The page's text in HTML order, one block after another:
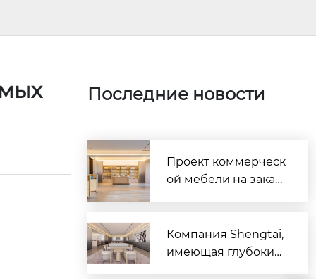
Последние новости
Проект коммерческ
ой мебели на заказ
ершён и введён в э
ксплуатацию (орие
Компания Shengtai,
имеющая глубокие